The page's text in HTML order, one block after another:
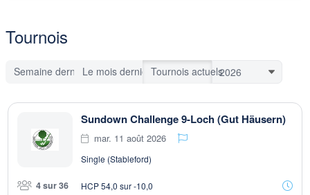
Tournois
Semaine dernièreLe mois dernier Tournois actuels
Sundown Challenge 9-Loch (Gut Häusern)
mar. 11 août 2026
Single (Stableford)
4 sur 36 HCP 54,0 sur -10,0